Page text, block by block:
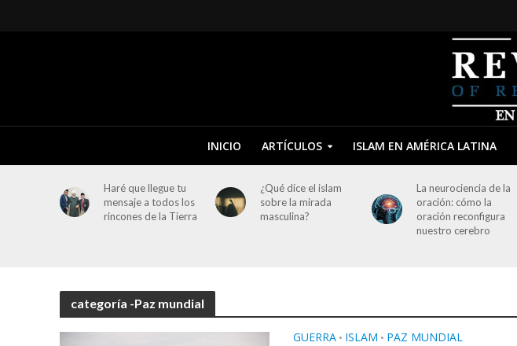
INICIO ARTÍCULOS ISLAM EN AMÉRICA LATINA
Haré que llegue tu
mensaje a todos los
rincones de la Tierra
¿Qué dice el islam
sobre la mirada
masculina?
La neurociencia de la
oración: cómo la
oración reconfigura
nuestro cerebro
categoría -Paz mundial
GUERRA • ISLAM • PAZ MUNDIAL